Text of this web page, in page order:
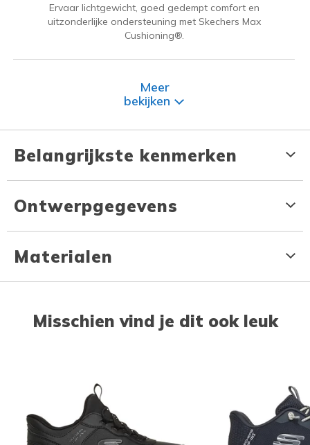
Ervaar lichtgewicht, goed gedempt comfort en
uitzonderlijke ondersteuning met Skechers Max
Cushioning®.
Meer
bekijken
Belangrijkste kenmerken
Ontwerpgegevens
Materialen
Misschien vind je dit ook leuk